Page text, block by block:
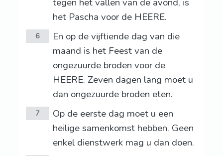
tegen het vallen van de avond, is
het Pascha voor de HEERE.
6
En op de vijftiende dag van die
maand is het Feest van de
ongezuurde broden voor de
HEERE. Zeven dagen lang moet u
dan ongezuurde broden eten.
7
Op de eerste dag moet u een
heilige samenkomst hebben. Geen
enkel dienstwerk mag u dan doen.